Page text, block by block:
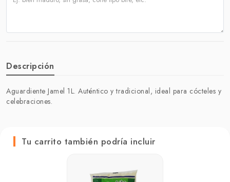
Descripción
Aguardiente Jamel 1L. Auténtico y tradicional, ideal para cócteles y
celebraciones.
Tu carrito también podría incluir